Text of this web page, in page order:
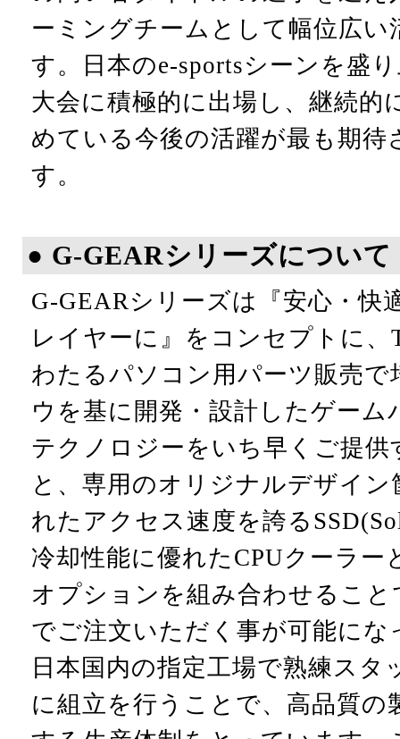
ーミングチームとして幅位広い
す。日本のe-sportsシーンを盛
大会に積極的に出場し、継続的
めている今後の活躍が最も期待
す。
● G-GEARシリーズについて
G-GEARシリーズは『安心・快
レイヤーに』をコンセプトに
わたるパソコン用パーツ販売
ウを基に開発・設計したゲーム
テクノロジーをいち早くご提
と、専用のオリジナルデザイ
れたアクセス速度を誇る
冷却性能に優れたCPUクーラー
オプションを組み合わせるこ
でご注文いただく事が可能に
日本国内の指定工場で熟練スタ
に組立を行うことで、高品質の